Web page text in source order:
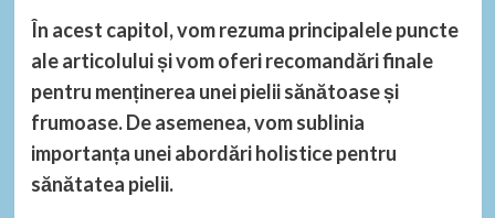
În acest capitol, vom rezuma principalele puncte
ale articolului și vom oferi recomandări finale
pentru menținerea unei pielii sănătoase și
frumoase. De asemenea, vom sublinia
importanța unei abordări holistice pentru
sănătatea pielii.